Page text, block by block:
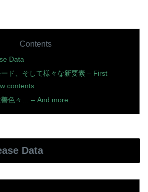
Contents
Data
ド、そして様々な新要素 – First
contents
善色々… – And more…
Data